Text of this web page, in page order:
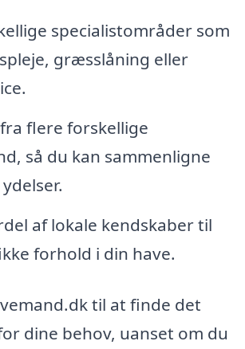
specialistområder som
græsslåning eller
flere forskellige
så du kan sammenligne
af lokale kendskaber til
forhold i din have.
til at finde det
dine behov, uanset om du